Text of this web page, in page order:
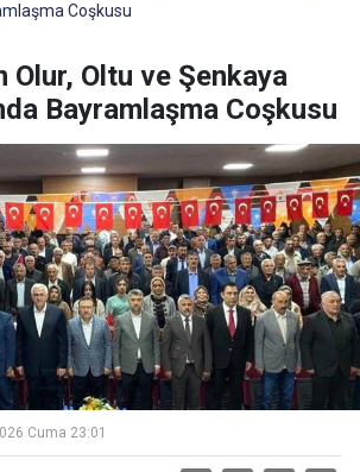
Coşkusu
Olur, Oltu ve Şenkaya
Bayramlaşma Coşkusu
Cuma 23:01